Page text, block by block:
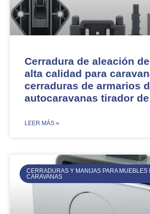
Cerradura de aleación
alta calidad para
cerraduras de armarios
autocaravanas tirador
​LEER MÁS »
CERRADURAS Y MANIJAS PARA MUEBLES
CARAVANAS